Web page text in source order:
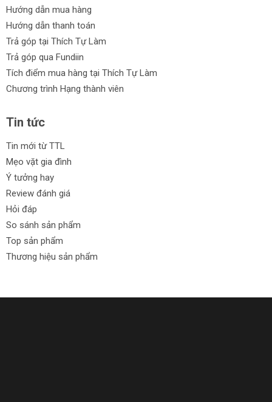
Hướng dẫn mua hàng
Hướng dẫn thanh toán
Trả góp tại Thích Tự Làm
Trả góp qua Fundiin
Tích điểm mua hàng tại Thích Tự Làm
Chương trình Hạng thành viên
Tin tức
Tin mới từ TTL
Mẹo vặt gia đình
Ý tưởng hay
Review đánh giá
Hỏi đáp
So sánh sản phẩm
Top sản phẩm
Thương hiệu sản phẩm